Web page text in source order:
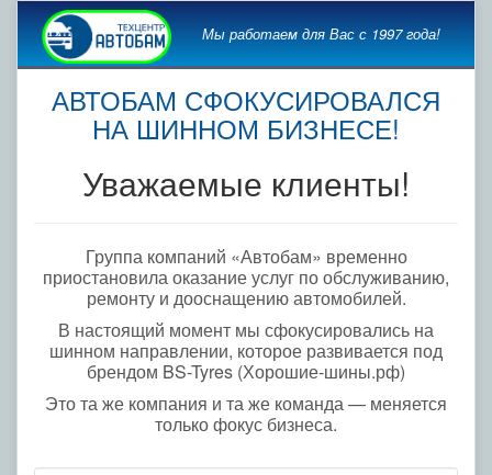
Мы работаем для Вас с 1997 года!
АВТОБАМ СФОКУСИРОВАЛСЯ
НА ШИННОМ БИЗНЕСЕ!
Уважаемые клиенты!
Группа компаний «Автобам» временно
приостановила оказание услуг по обслуживанию,
ремонту и дооснащению автомобилей.
В настоящий момент мы сфокусировались на
шинном направлении, которое развивается под
брендом BS-Tyres (Хорошие-шины.рф)
Это та же компания и та же команда — меняется
только фокус бизнеса.